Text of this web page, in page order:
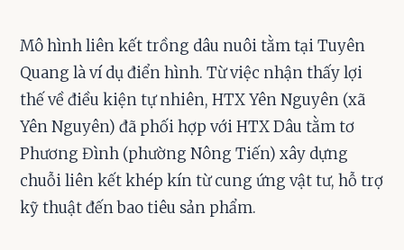
Mô hình liên kết trồng dâu nuôi tằm tại Tuyên
Quang là ví dụ điển hình. Từ việc nhận thấy lợi
thế về điều kiện tự nhiên, HTX Yên Nguyên (xã
Yên Nguyên) đã phối hợp với HTX Dâu tằm tơ
Phương Đình (phường Nông Tiến) xây dựng
chuỗi liên kết khép kín từ cung ứng vật tư, hỗ trợ
kỹ thuật đến bao tiêu sản phẩm.